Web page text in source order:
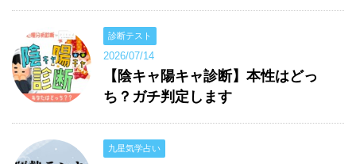
診断テスト
2026/07/14
【陰キャ陽キャ診断】本性はどっ
ち？ガチ判定します
九星気学占い